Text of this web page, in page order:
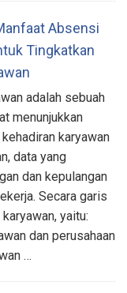
Absensi
Tingkatkan
adalah sebuah
menunjukkan
karyawan
data yang
dan kepulangan
Secara garis
yaitu:
dan perusahaan
…